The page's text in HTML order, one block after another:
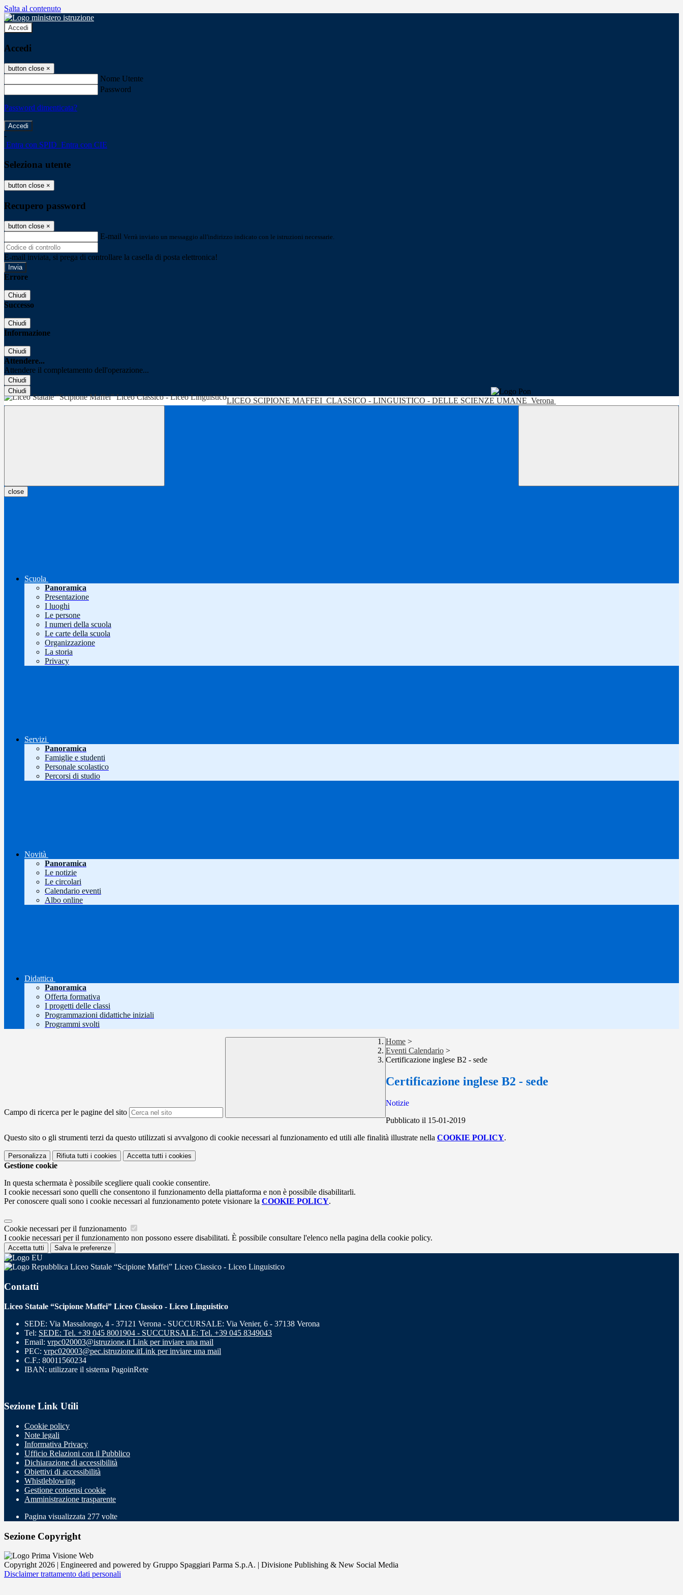
Salta al contenuto
Accedi
Accedi
button close ×
Nome Utente
Password
Password dimenticata?
-
Entra con SPID Entra con CIE
Seleziona utente
button close ×
Recupero password
button close ×
E-mail Verrà inviato un messaggio all'indirizzo indicato con le istruzioni necessarie.
E-mail inviata, si prega di controllare la casella di posta elettronica!
Errore
Chiudi
Successo
Chiudi
Informazione
Chiudi
Attendere...
Attendere il completamento dell'operazione...
Chiudi
Chiudi
LICEO SCIPIONE MAFFEI CLASSICO - LINGUISTICO - DELLE SCIENZE UMANE Verona
close
Scuola
Panoramica
Presentazione
I luoghi
Le persone
I numeri della scuola
Le carte della scuola
Organizzazione
La storia
Privacy
Servizi
Panoramica
Famiglie e studenti
Personale scolastico
Percorsi di studio
Novità
Panoramica
Le notizie
Le circolari
Calendario eventi
Albo online
Didattica
Panoramica
Offerta formativa
I progetti delle classi
Programmazioni didattiche iniziali
Programmi svolti
Campo di ricerca per le pagine del sito
Home >
Eventi Calendario >
Certificazione inglese B2 - sede
Certificazione inglese B2 - sede
Notizie
Pubblicato il 15-01-2019
Questo sito o gli strumenti terzi da questo utilizzati si avvalgono di cookie necessari al funzionamento ed utili alle finalità illustrate nella COOKIE POLICY.
Personalizza Rifiuta tutti i cookies Accetta tutti i cookies
Gestione cookie
In questa schermata è possibile scegliere quali cookie consentire.
I cookie necessari sono quelli che consentono il funzionamento della piattaforma e non è possibile disabilitarli.
Per conoscere quali sono i cookie necessari al funzionamento potete visionare la COOKIE POLICY.
Cookie necessari per il funzionamento
I cookie necessari per il funzionamento non possono essere disabilitati. È possibile consultare l'elenco nella pagina della cookie policy.
Accetta tutti Salva le preferenze
Liceo Statale “Scipione Maffei” Liceo Classico - Liceo Linguistico
Contatti
Liceo Statale “Scipione Maffei” Liceo Classico - Liceo Linguistico
SEDE: Via Massalongo, 4 - 37121 Verona - SUCCURSALE: Via Venier, 6 - 37138 Verona
Tel: SEDE: Tel. +39 045 8001904 - SUCCURSALE: Tel. +39 045 8349043
Email: vrpc020003@istruzione.it Link per inviare una mail
PEC: vrpc020003@pec.istruzione.itLink per inviare una mail
C.F.: 80011560234
IBAN: utilizzare il sistema PagoinRete
Sezione Link Utili
Cookie policy
Note legali
Informativa Privacy
Ufficio Relazioni con il Pubblico
Dichiarazione di accessibilità
Obiettivi di accessibilità
Whistleblowing
Gestione consensi cookie
Amministrazione trasparente
Pagina visualizzata 277 volte
Sezione Copyright
Copyright 2026 | Engineered and powered by Gruppo Spaggiari Parma S.p.A. | Divisione Publishing & New Social Media
Disclaimer trattamento dati personali